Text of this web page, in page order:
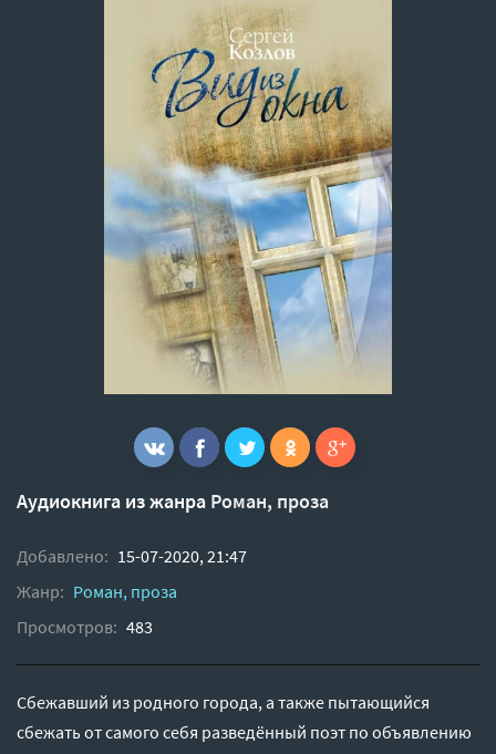
Аудиокнига из жанра Роман, проза
Добавлено: 15-07-2020, 21:47
Жанр: Роман, проза
Просмотров: 483
Сбежавший из родного города, а также пытающийся
сбежать от самого себя разведённый поэт по объявлению